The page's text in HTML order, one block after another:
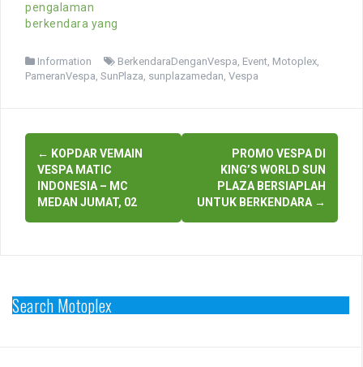
pengalaman
berkendara yang
Information BerkendaraDenganVespa, Event, Motoplex,
PameranVespa, SunPlaza, sunplazamedan, Vespa
Post
navigation
← KOPDAR VEMAIN
VESPA MATIC
INDONESIA – MC
MEDAN JUMAT, 02
PROMO VESPA DI
KING’S WORLD SUN
PLAZA BERSIAPLAH
UNTUK BERKENDARA →
Search Motoplex